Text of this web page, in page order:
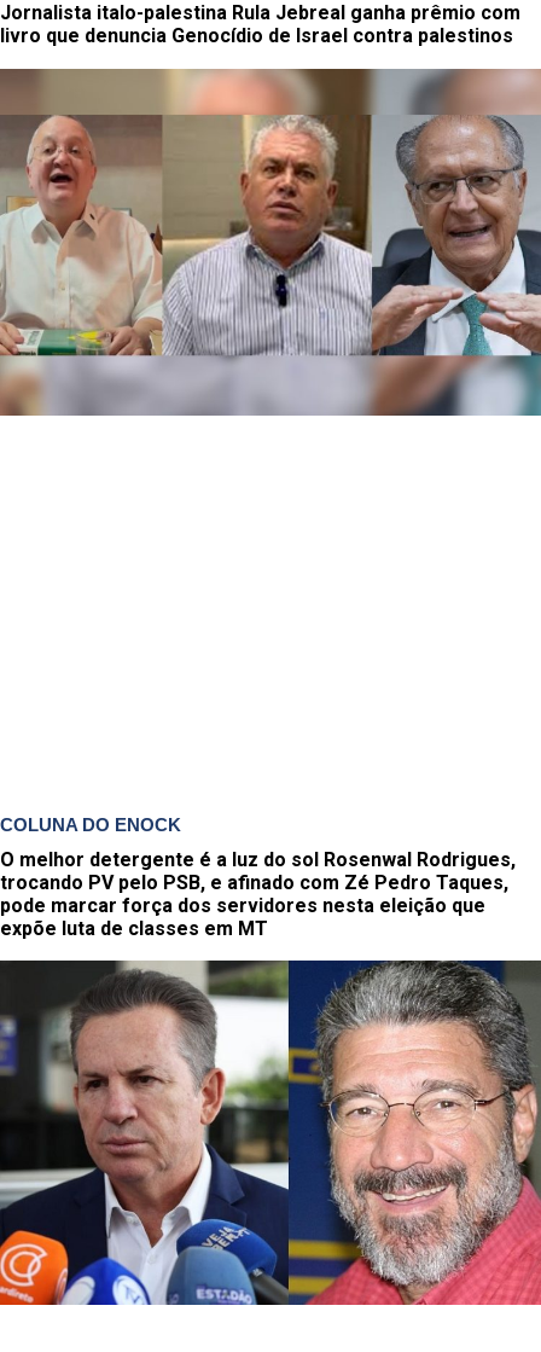
Jornalista italo-palestina Rula Jebreal ganha prêmio com
livro que denuncia Genocídio de Israel contra palestinos
COLUNA DO ENOCK
O melhor detergente é a luz do sol Rosenwal Rodrigues,
trocando PV pelo PSB, e afinado com Zé Pedro Taques,
pode marcar força dos servidores nesta eleição que
expõe luta de classes em MT